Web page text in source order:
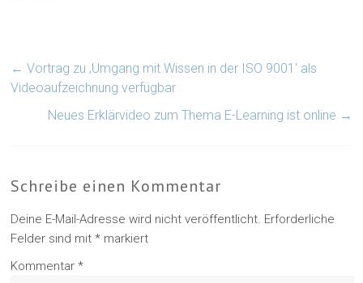
← Vortrag zu ‚Umgang mit Wissen in der ISO 9001‘ als
Videoaufzeichnung verfügbar
Neues Erklärvideo zum Thema E-Learning ist online →
Schreibe einen Kommentar
Deine E-Mail-Adresse wird nicht veröffentlicht. Erforderliche
Felder sind mit* markiert
Kommentar*